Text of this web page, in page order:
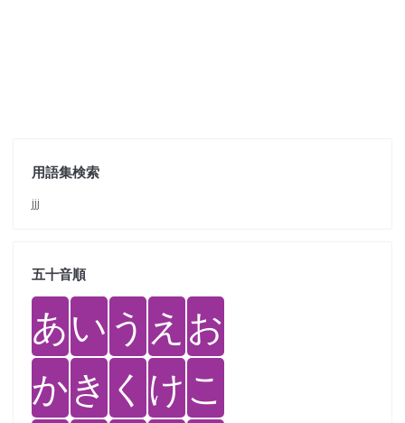
用語集検索
jjj
五十音順
あい う え お
かき く けこ